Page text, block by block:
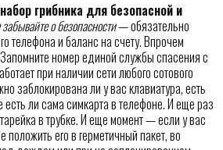
набор грибника для безопасной и
о безопасности— обязательно
телефона и баланс на счету. Впрочем
номер единой службы спасения с
при наличии сети любого сотового
заблокирована ли у вас клавиатура, есть
ли сама симкарта в телефоне. И еще раз
в трубке. И еще момент — если у вас
его в герметичный пакет, во